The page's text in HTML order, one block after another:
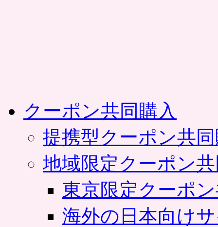
クーポン共同購入
提携型クーポン共
地域限定クーポン
東京限定クーポ
海外の日本向け